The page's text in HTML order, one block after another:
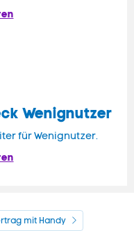
Wenignutzer
für Wenignutzer.
mit Handy